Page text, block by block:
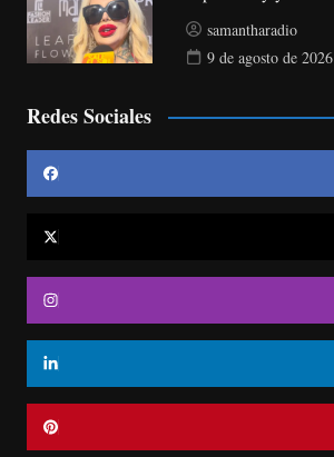
samantharadio
9 de agosto de 2026
Redes Sociales